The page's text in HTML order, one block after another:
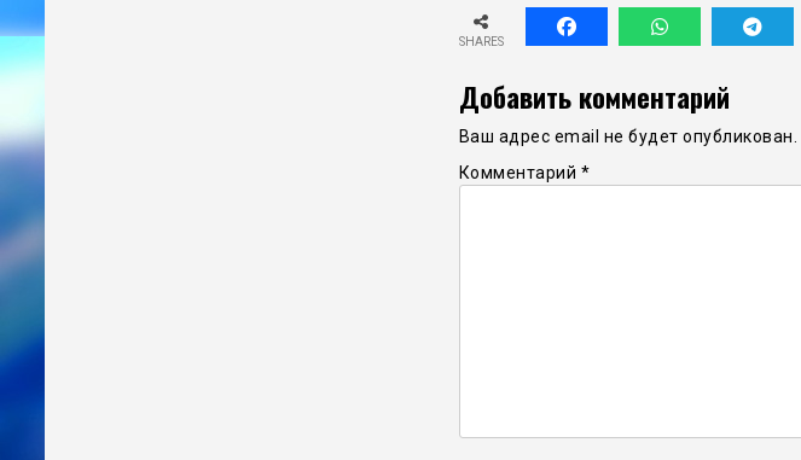
SHARES
Добавить комментарий
Ваш адрес email не будет опубликован.
Комментарий *